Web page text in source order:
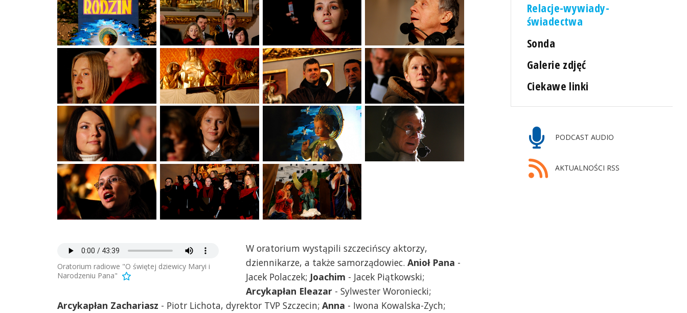
Oratorium radiowe "O świętej dziewicy Maryi i
Narodzeniu Pana"
W oratorium wystąpili szczecińscy aktorzy,
dziennikarze, a także samorządowiec. Anioł Pana -
Jacek Polaczek; Joachim - Jacek Piątkowski;
Arcykapłan Eleazar- Sylwester Woroniecki;
Arcykapłan Zachariasz - Piotr Lichota, dyrektor TVP Szczecin; Anna - Iwona Kowalska-Zych;
Relacje-wywiady-
świadectwa
Sonda
Galerie zdjęć
Ciekawe linki
PODCAST AUDIO
AKTUALNOŚCI RSS